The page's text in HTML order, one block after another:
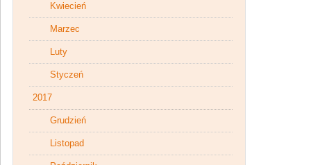
Kwiecień
Marzec
Luty
Styczeń
2017
Grudzień
Listopad